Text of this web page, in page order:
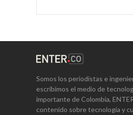
Somos los periodistas e
escribimos el medio de
importante de Colombia,
contenido sobre tecnología y